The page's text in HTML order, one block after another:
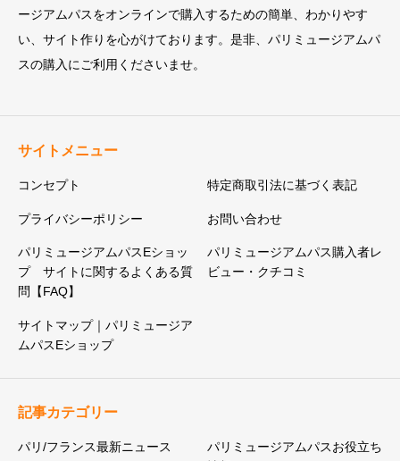
ージアムパスをオンラインで購入するための簡単、わかりやす
い、サイト作りを心がけております。是非、パリミュージアムパ
スの購入にご利用くださいませ。
サイトメニュー
コンセプト 特定商取引法に基づく表記
プライバシーポリシー お問い合わせ
パリミュージアムパスEショッ
プ サイトに関するよくある質
問【FAQ】
パリミュージアムパス購入者レ
ビュー・クチコミ
サイトマップ｜パリミュージア
ムパスEショップ
記事カテゴリー
パリ/フランス最新ニュース
パリミュージアムパスお役立ち